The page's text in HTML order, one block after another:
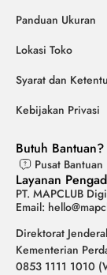
Panduan Ukuran
Lokasi Toko
Syarat dan
Kebijakan Privasi
Butuh
Pusat Bantuan
Layanan
PT. MAPCLUB
Email:
Direktorat
Kementerian
0853 1111 1010